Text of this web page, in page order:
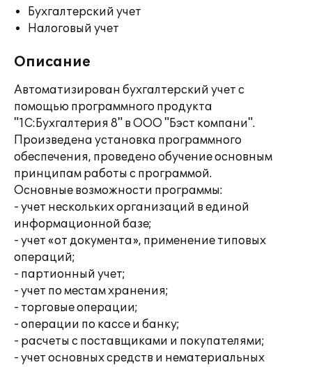
Бухгалтерский учет
Налоговый учет
Описание
Автоматизирован бухгалтерский учет с
помощью программного продукта
"1С:Бухгалтерия 8" в ООО "Бэст компани".
Произведена установка программного
обеспечения, проведено обучение основным
принципам работы с программой.
Основные возможности программы:
- учет нескольких организаций в единой
информационной базе;
- учет «от документа», применение типовых
операций;
- партионный учет;
- учет по местам хранения;
- торговые операции;
- операции по кассе и банку;
- расчеты с поставщиками и покупателями;
- учет основных средств и нематериальных